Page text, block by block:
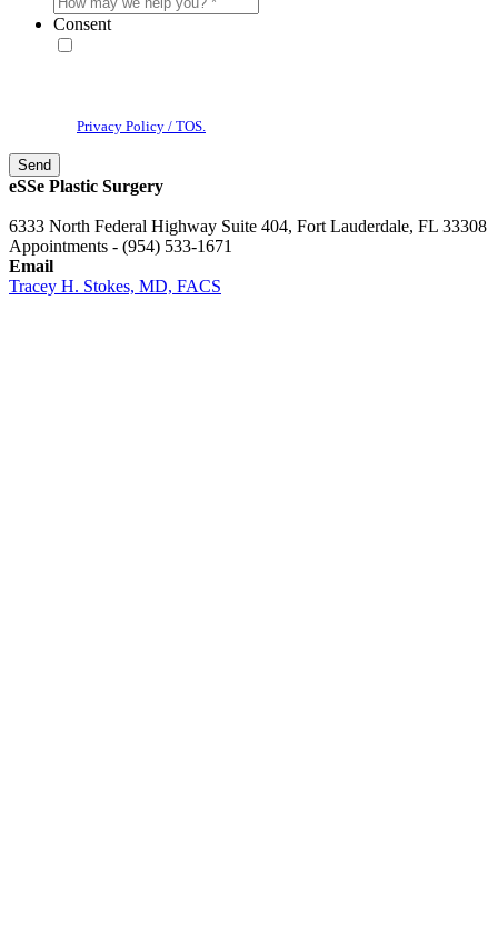
Consent
Privacy Policy / TOS.
eSSe Plastic Surgery
6333 North Federal Highway Suite 404, Fort Lauderdale, FL 33308
Appointments - (954) 533-1671
Email
Tracey H. Stokes, MD, FACS